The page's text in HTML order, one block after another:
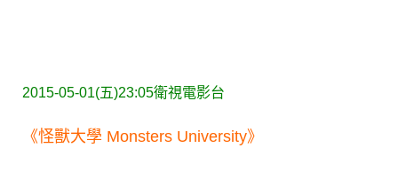
2015-05-01(五)23:05衛視電影台
《怪獸大學 Monsters University》